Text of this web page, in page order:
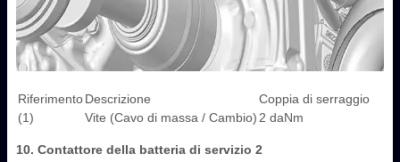
RiferimentoDescrizione
Coppia di serraggio
(1)
Vite (Cavo di massa / Cambio) 2 daNm
10. Contattore della batteria di servizio 2